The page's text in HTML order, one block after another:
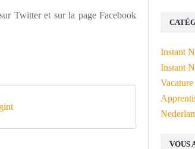
Twitter et sur la page Facebook
VOUS
Instant
Instant
Vacature